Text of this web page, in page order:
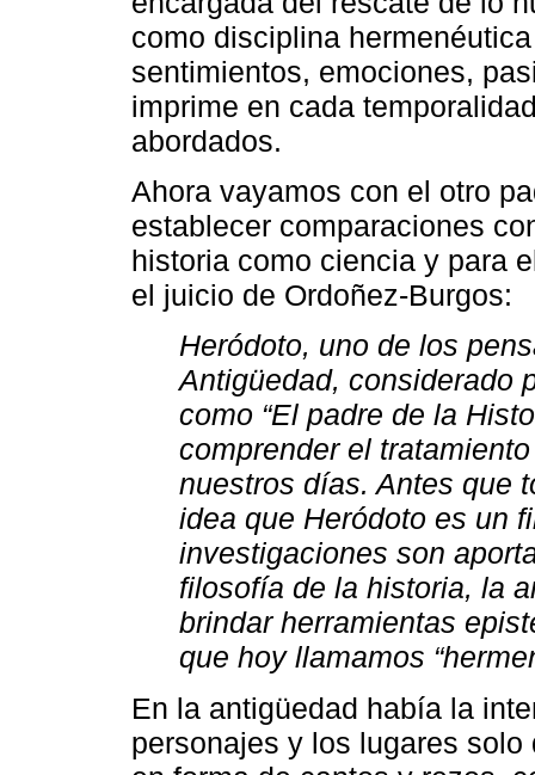
como disciplina
sentimientos, emociones,
imprime en cada
abordados.
Ahora vayamos con el otro
establecer comparaciones
historia como ciencia y para
el juicio de Ordoñez-Burgos:
Heródoto, uno de los
Antigüedad, considerado
como “El padre de la
comprender el
nuestros días. Antes que
idea que Heródoto es un
investigaciones son
filosofía de la historia, la
brindar herramientas
que hoy llamamos
En la antigüedad había la
personajes y los lugares